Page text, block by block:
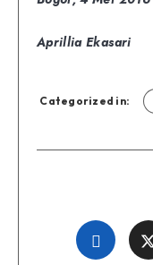
Aprillia Ekasari
Categorized in:
Share